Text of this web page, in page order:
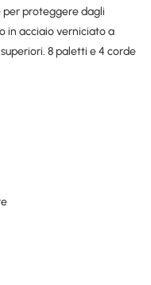
per proteggere dagli
in acciaio verniciato a
8 paletti e 4 corde